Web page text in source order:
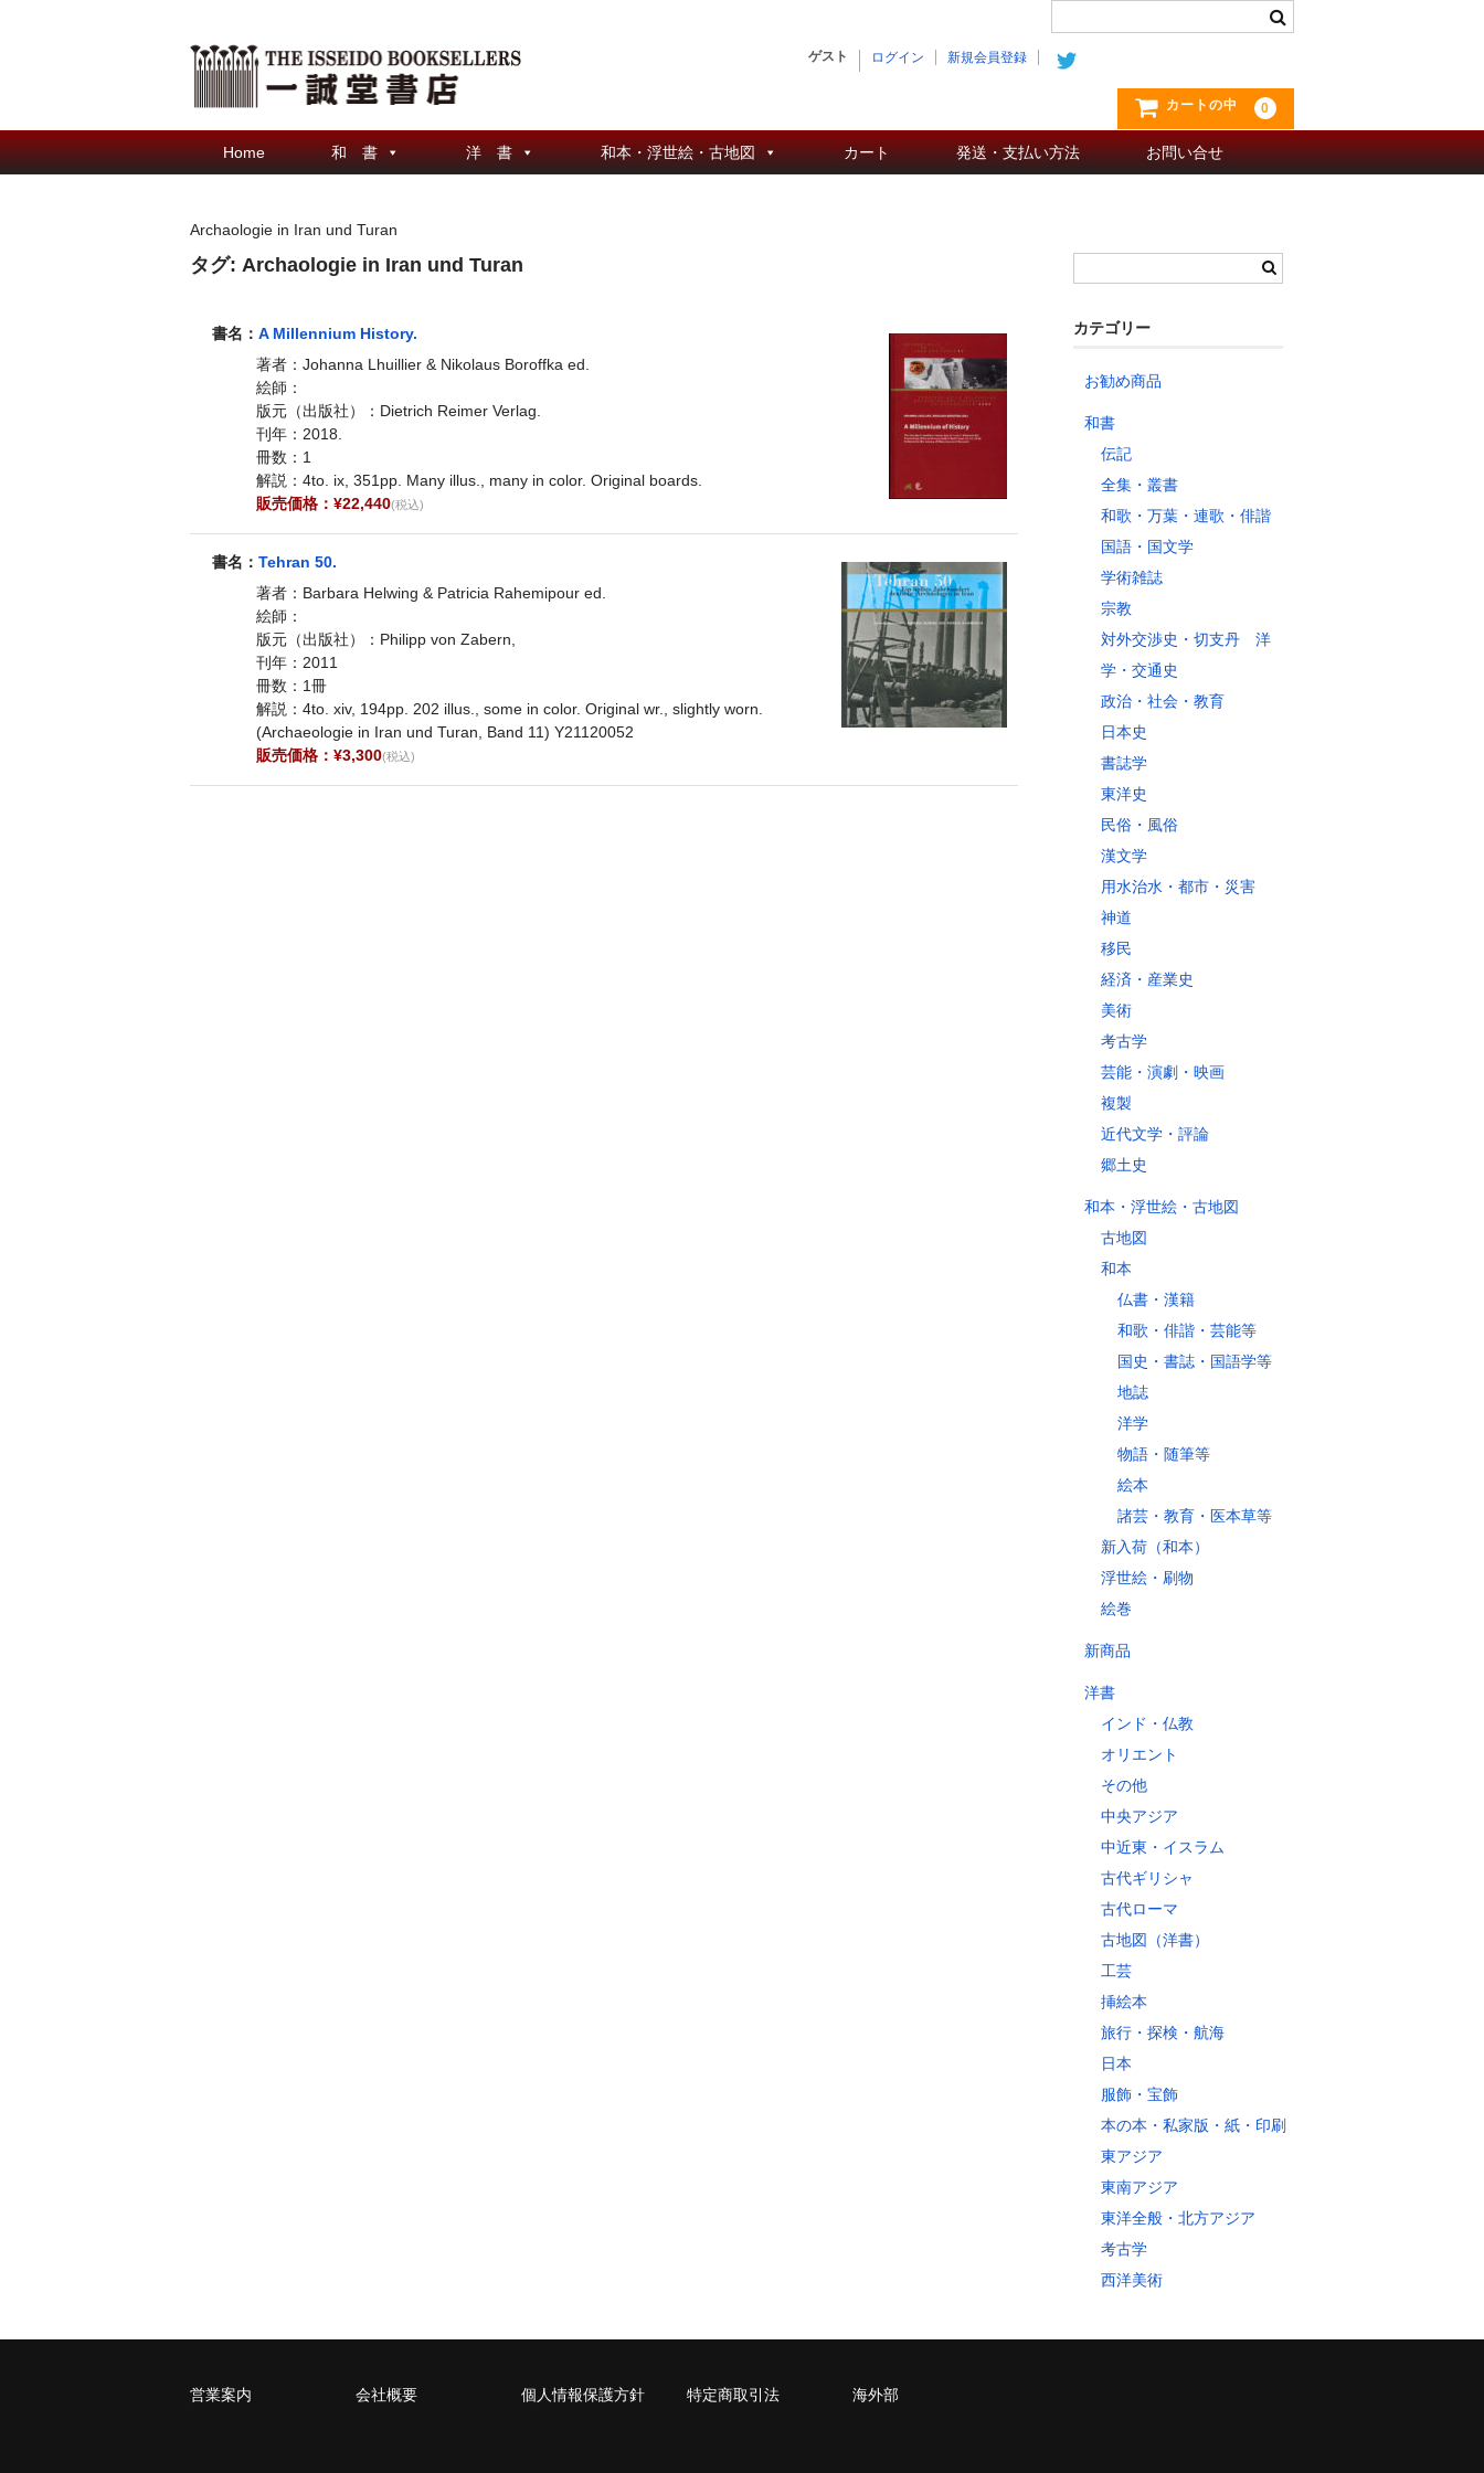
ゲスト ログイン 新規会員登録
カートの中 0
Home 和 書 洋 書 和本・浮世絵・古地図 カート 発送・支払い方法 お問い合せ
Archaologie in Iran und Turan
タグ: Archaologie in Iran und Turan
書名： A Millennium History.
著者：Johanna Lhuillier & Nikolaus Boroffka ed.
絵師：
版元（出版社）：Dietrich Reimer Verlag.
刊年：2018.
冊数：1
解説：4to. ix, 351pp. Many illus., many in color. Original boards.
販売価格：¥22,440(税込)
書名： Tehran 50.
著者：Barbara Helwing & Patricia Rahemipour ed.
絵師：
版元（出版社）：Philipp von Zabern,
刊年：2011
冊数：1冊
解説：4to. xiv, 194pp. 202 illus., some in color. Original wr., slightly worn.
(Archaeologie in Iran und Turan, Band 11) Y21120052
販売価格：¥3,300(税込)
カテゴリー
お勧め商品
和書
伝記
全集・叢書
和歌・万葉・連歌・俳諧
国語・国文学
学術雑誌
宗教
対外交渉史・切支丹 洋
学・交通史
政治・社会・教育
日本史
書誌学
東洋史
民俗・風俗
漢文学
用水治水・都市・災害
神道
移民
経済・産業史
美術
考古学
芸能・演劇・映画
複製
近代文学・評論
郷土史
和本・浮世絵・古地図
古地図
和本
仏書・漢籍
和歌・俳諧・芸能等
国史・書誌・国語学等
地誌
洋学
物語・随筆等
絵本
諸芸・教育・医本草等
新入荷（和本）
浮世絵・刷物
絵巻
新商品
洋書
インド・仏教
オリエント
その他
中央アジア
中近東・イスラム
古代ギリシャ
古代ローマ
古地図（洋書）
工芸
挿絵本
旅行・探検・航海
日本
服飾・宝飾
本の本・私家版・紙・印刷
東アジア
東南アジア
東洋全般・北方アジア
考古学
西洋美術
営業案内 会社概要 個人情報保護方針 特定商取引法 海外部